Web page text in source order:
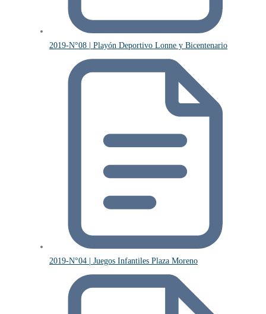
2019-N°08 | Playón Deportivo Lonne y Bicentenario
2019-N°04 | Juegos Infantiles Plaza Moreno